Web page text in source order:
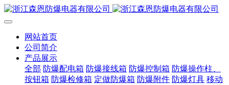
网站首页
公司简介
产品展示
全部 防爆配电箱 防爆接线箱 防爆控制箱 防爆操作柱、
按钮箱 防爆检修箱 定做防爆箱 防爆附件 防爆灯具 移动